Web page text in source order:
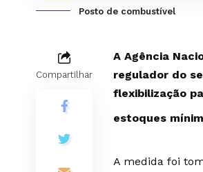
Posto de combustível
Compartilhar
A Agência
regulador do
flexibilização
estoques
A medida foi